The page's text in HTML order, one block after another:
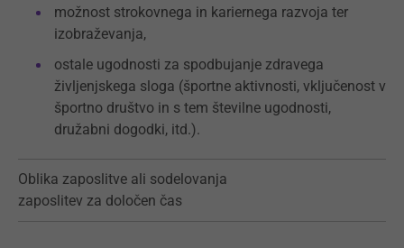
možnost strokovnega in kariernega razvoja ter
izobraževanja,
ostale ugodnosti za spodbujanje zdravega
življenjskega sloga (športne aktivnosti, vključenost v
športno društvo in s tem številne ugodnosti,
družabni dogodki, itd.).
Oblika zaposlitve ali sodelovanja
zaposlitev za določen čas